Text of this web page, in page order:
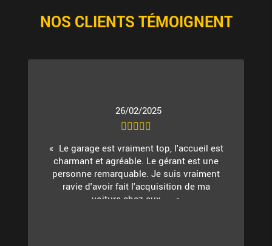
NOS CLIENTS TÉMOIGNENT
26/02/2025
Le garage est vraiment top, l'accueil est
charmant et agréable. Le gérant est une
personne remarquable. Je suis vraiment
ravie d'avoir fait l'acquisition de ma
voiture chez eux. ...